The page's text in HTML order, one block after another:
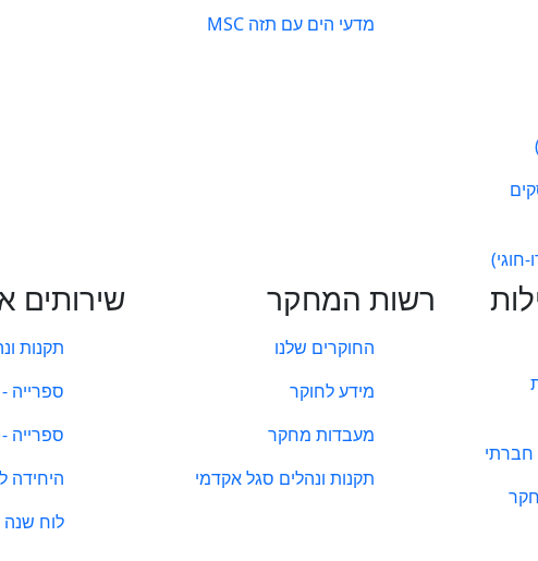
חוגי)
מדעי הים עם תזה MSC
חברתי
רשות המחקר
החוקרים שלנו
מידע לחוקר
מעבדות מחקר
תקנות ונהלים סגל אקדמי
שירותים
תקנות
ספרייה
ספרייה
היחידה
לוח